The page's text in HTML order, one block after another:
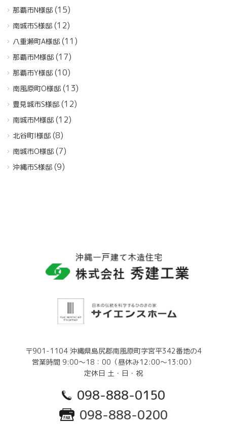
那覇市N様邸 (15)
南城市S様邸 (12)
八重瀬町A様邸 (11)
那覇市M様邸 (17)
那覇市Y様邸 (10)
南風原町O様邸 (13)
豊見城市S様邸 (12)
南城市M様邸 (12)
北谷町I様邸 (8)
南城市O様邸 (7)
沖縄市S様邸 (9)
〒901-1104 沖縄県島尻郡南風原町字宮平342番地の4
営業時間 9:00～18：00（昼休み12:00～13:00）
定休日 土・日・祝
098-888-0150
098-888-0200